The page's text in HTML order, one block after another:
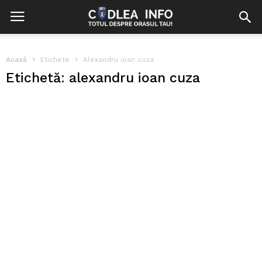
Acasă Etichete Alexandru ioan cuza
Etichetă: alexandru ioan cuza